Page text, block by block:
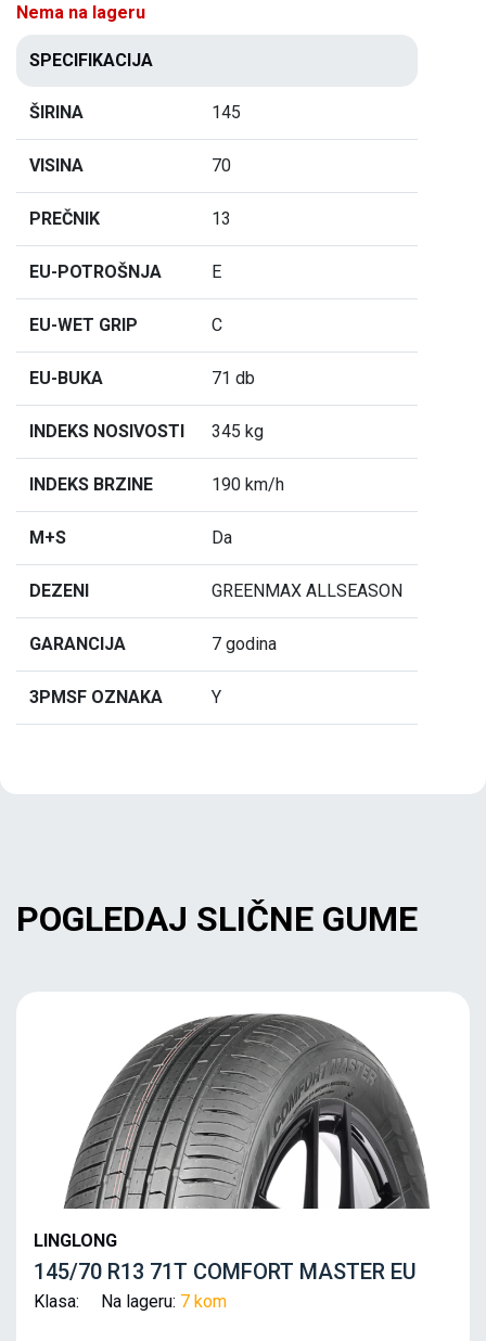
Nema na lageru
SPECIFIKACIJA
ŠIRINA 145
VISINA 70
PREČNIK 13
EU-POTROŠNJA E
EU-WET GRIP C
EU-BUKA 71 db
INDEKS NOSIVOSTI 345 kg
INDEKS BRZINE 190 km/h
M+S Da
DEZENI GREENMAX ALLSEASON
GARANCIJA 7 godina
3PMSF OZNAKA Y
POGLEDAJ SLIČNE GUME
LINGLONG
145/70 R13 71T COMFORT MASTER EU
Klasa: Na lageru: 7 kom